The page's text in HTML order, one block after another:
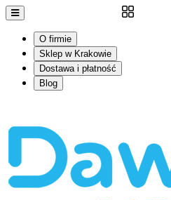
O firmie
Sklep w Krakowie
Dostawa i płatność
Blog